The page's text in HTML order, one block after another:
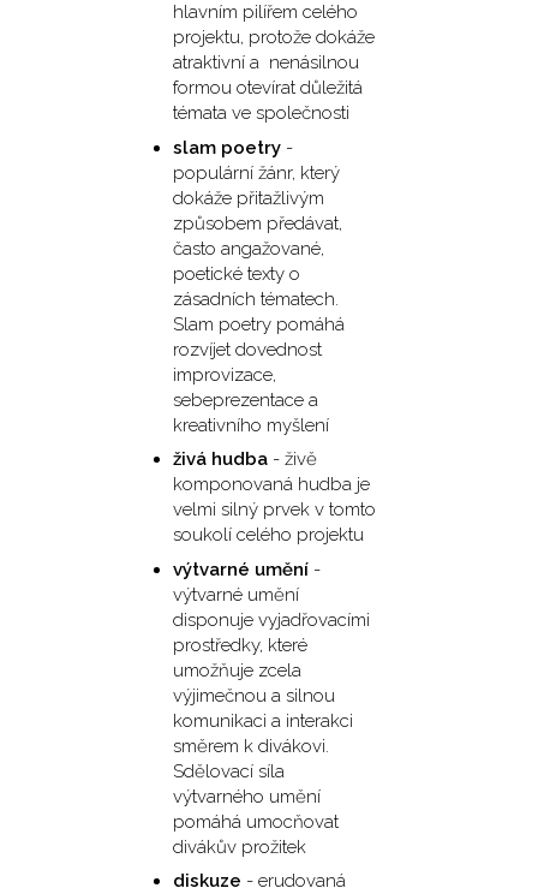
hlavním pilířem celého
projektu, protože dokáže
atraktivní a nenásilnou
formou otevírat důležitá
témata ve společnosti
slam poetry-
populární žánr, který
dokáže přitažlivým
způsobem předávat,
často angažované,
poetické texty o
zásadních tématech.
Slam poetry pomáhá
rozvíjet dovednost
improvizace,
sebeprezentace a
kreativního myšlení
živá hudba- živě
komponovaná hudba je
velmi silný prvek v tomto
soukolí celého projektu
výtvarné umění-
výtvarné umění
disponuje vyjadřovacími
prostředky, které
umožňuje zcela
výjimečnou a silnou
komunikaci a interakci
směrem k divákovi.
Sdělovací síla
výtvarného umění
pomáhá umocňovat
divákův prožitek
diskuze - erudovaná